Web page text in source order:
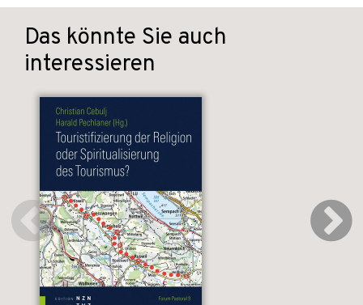
Das könnte Sie auch
interessieren